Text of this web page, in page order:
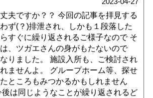
夫ですか？？ 今回の記事を拝見する
ず(？)排泄され、しかも１段落した
すぐに繰り返されるご様子なので そ
、ツガエさんの身がもたないので
りました。 施設入所も、ご検討され
ませんよ。 グループホーム等、探せ
ところもみつかるかもしれません
後は同じようなことが繰り返されるど